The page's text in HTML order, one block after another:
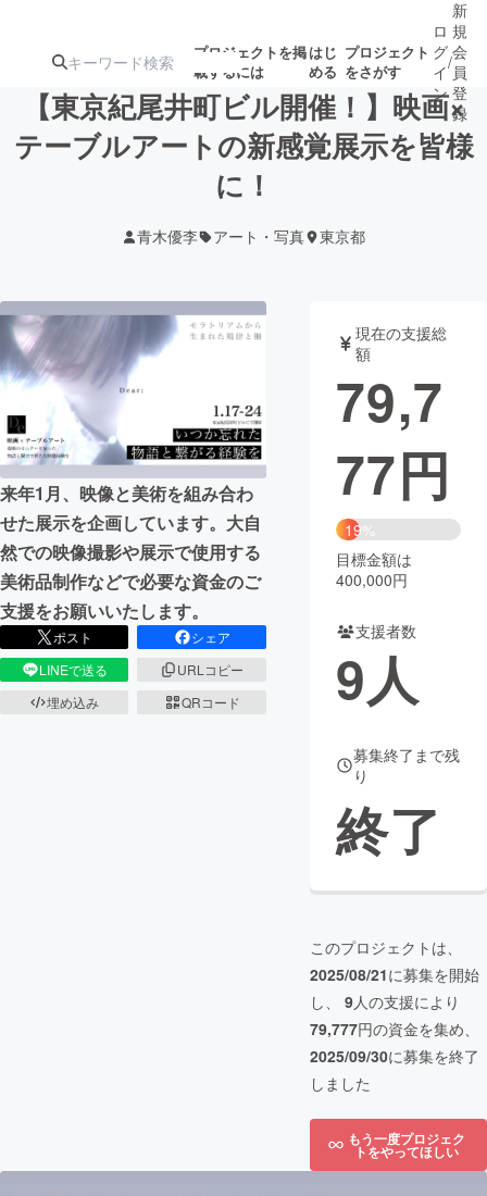
プロジェクトを掲
載するには
はじ
める
プロジェクト
をさがす
注目の新着プロ
テクノロジー・ガジェット
書籍・雑誌
ビジネス・起業 チャレンジ
まちづくり・地域活性化
CAMPFIRE for Social Good
CAMPFIRE Creation
CAMPFIREふるさと納税machi-ya コミュニティ
ロ
グ
イ
ン
/
新
規
会
員
登
録
【東京紀尾井町ビル開催！】映画×
テーブルアートの新感覚展示を皆様
に！
青木優李 アート・写真 東京都
来年1月、映像と美術を組み合わ
せた展示を企画しています。大自
然での映像撮影や展示で使用する
美術品制作などで必要な資金のご
支援をお願いいたします。
ポスト
シェア
LINEで送る
URLコピー
埋め込み
QRコード
現在の支援総
額
79,7
77円
19%
目標金額は
400,000円
支援者数
9人
募集終了まで残
り
終了
このプロジェクトは、
2025/08/21に募集を開始
し、 9人の支援により
79,777円の資金を集め、
2025/09/30に募集を終了
しました
もう一度プロジェク
トをやってほしい